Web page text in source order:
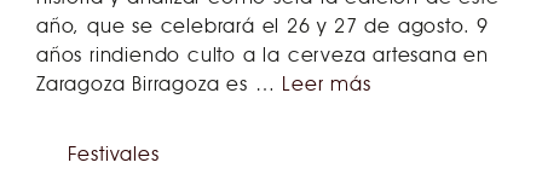
año, que se celebrará el 26 y 27 de agosto. 9
años rindiendo culto a la cerveza artesana en
Zaragoza Birragoza es … Leer más
Festivales